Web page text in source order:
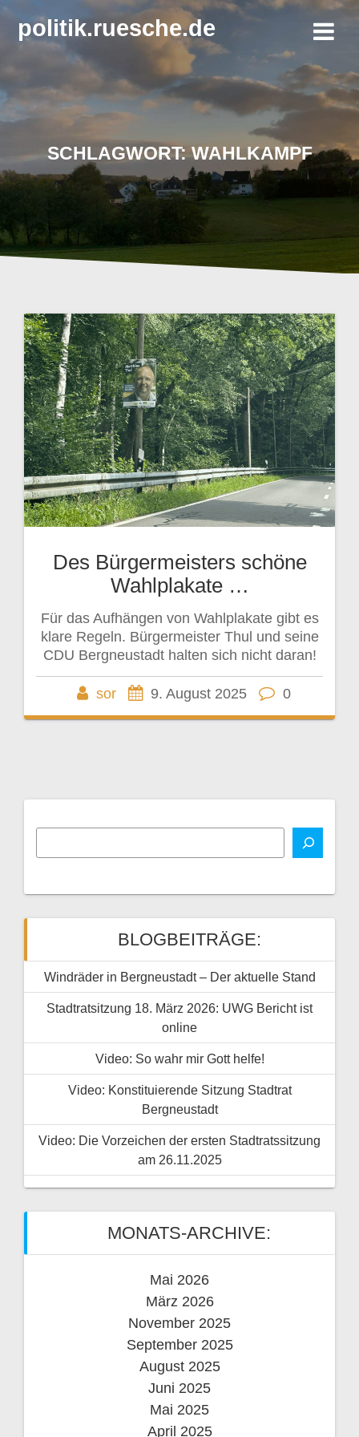
Zum
Inhalt
springen
politik.ruesche.de
SCHLAGWORT:WAHLKAMPF
Des Bürgermeisters schöne
Wahlplakate …
Für das Aufhängen von Wahlplakate gibt es
klare Regeln. Bürgermeister Thul und seine
CDU Bergneustadt halten sich nicht daran!
sor 9. August 2025 0
BLOGBEITRÄGE:
Windräder in Bergneustadt – Der aktuelle Stand
Stadtratsitzung 18. März 2026: UWG Bericht ist
online
Video: So wahr mir Gott helfe!
Video: Konstituierende Sitzung Stadtrat
Bergneustadt
Video: Die Vorzeichen der ersten Stadtratssitzung
am 26.11.2025
MONATS-ARCHIVE:
Mai 2026
März 2026
November 2025
September 2025
August 2025
Juni 2025
Mai 2025
April 2025